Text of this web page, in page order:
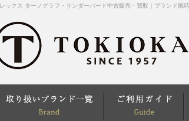
ックス ターノグラフ・サンダーバード中古販売・買取｜ブランド腕